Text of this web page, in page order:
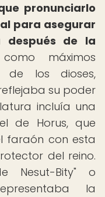
pronunciarlo
para asegurar
después de la
máximos
de los dioses,
su poder
incluía una
de Horus, que
faraón con esta
del reino.
Nesut-Bity" o
la